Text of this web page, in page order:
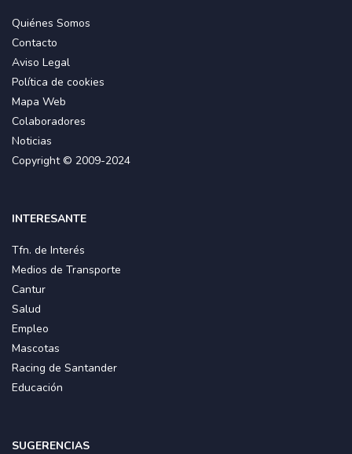
Quiénes Somos
Contacto
Aviso Legal
Política de cookies
Mapa Web
Colaboradores
Noticias
Copyright © 2009-2024
INTERESANTE
Tfn. de Interés
Medios de Transporte
Cantur
Salud
Empleo
Mascotas
Racing de Santander
Educación
SUGERENCIAS